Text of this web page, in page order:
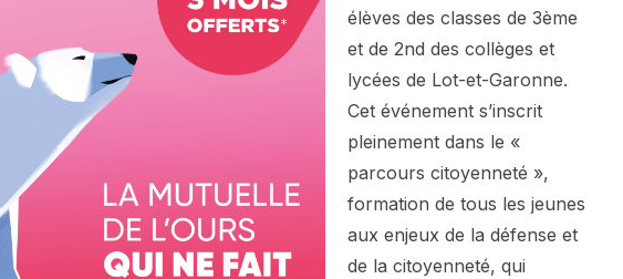
élèves des classes de 3ème
et de 2nd des collèges et
lycées de Lot-et-Garonne.
Cet événement s’inscrit
pleinement dans le «
parcours citoyenneté »,
formation de tous les jeunes
aux enjeux de la défense et
de la citoyenneté, qui